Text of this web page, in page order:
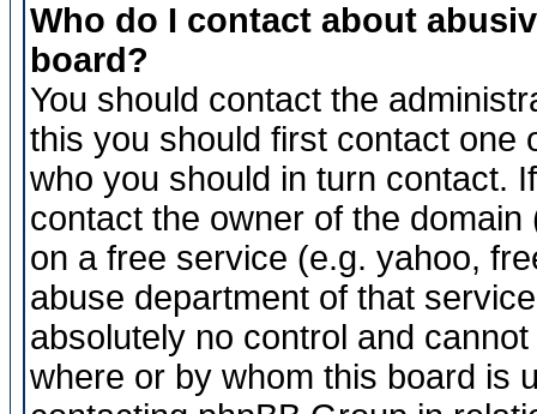
Who do I contact about
board?
You should contact the
this you should first contact one
who you should in turn contact.
contact the owner of the
on a free service (e.g. yahoo,
abuse department of that
absolutely no control and
where or by whom this board is